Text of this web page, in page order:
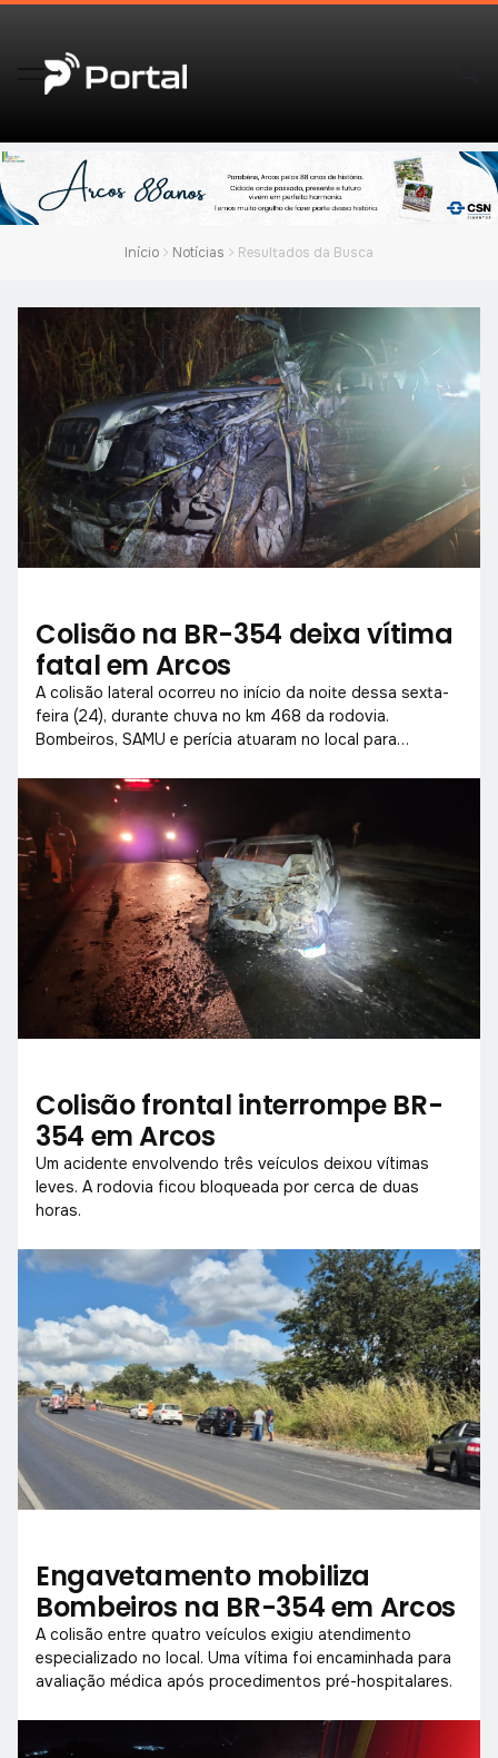
Início Notícias Resultados da Busca
Colisão na BR-354 deixa vítima
fatal em Arcos
A colisão lateral ocorreu no início da noite dessa sexta-
feira (24), durante chuva no km 468 da rodovia.
Bombeiros, SAMU e perícia atuaram no local para
Colisão frontal interrompe BR-
354 em Arcos
Um acidente envolvendo três veículos deixou vítimas
leves. A rodovia ficou bloqueada por cerca de duas
horas.
Engavetamento mobiliza
Bombeiros na BR-354 em Arcos
A colisão entre quatro veículos exigiu atendimento
especializado no local. Uma vítima foi encaminhada para
avaliação médica após procedimentos pré-hospitalares.